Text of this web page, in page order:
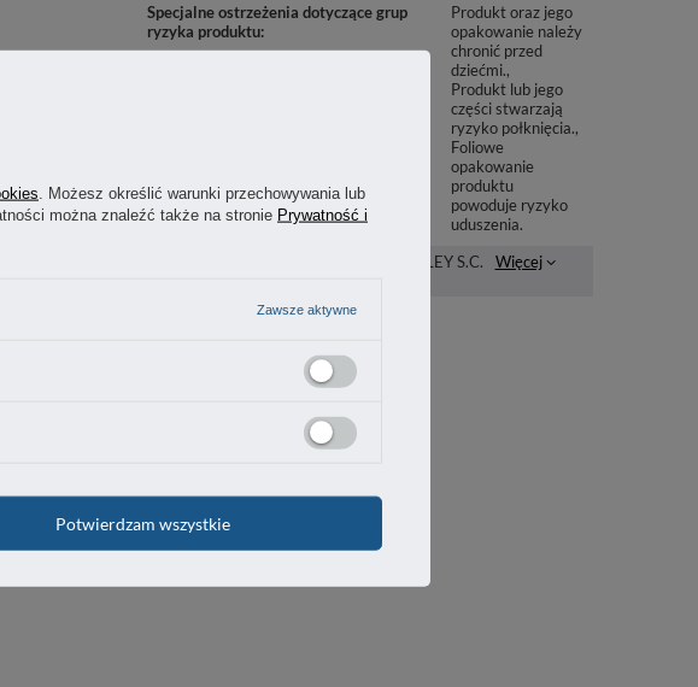
Specjalne ostrzeżenia dotyczące grup
ryzyka produktu
Produkt oraz jego
opakowanie należy
chronić przed
dziećmi.
Produkt lub jego
części stwarzają
ryzyko połknięcia.
Foliowe
opakowanie
produktu
powoduje ryzyko
uduszenia.
STANLEY S.C. Więcej
. Możesz określić warunki przechowywania lub
można znaleźć także na stronie Prywatność i
Zawsze aktywne
Potwierdzam wszystkie